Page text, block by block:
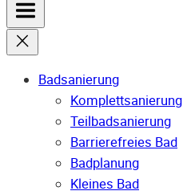
Badsanierung
Komplettsanierung
Teilbadsanierung
Barrierefreies Bad
Badplanung
Kleines Bad